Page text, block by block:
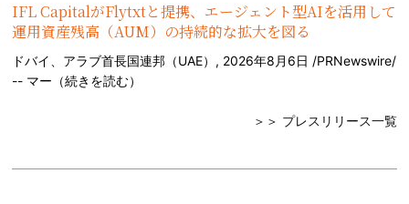
IFL CapitalがFlytxtと提携、エージェント型AIを活用して
運用資産残高（AUM）の持続的な拡大を図る
ドバイ、アラブ首長国連邦（UAE）, 2026年8月6日 /PRNewswire/
-- マー（続きを読む）
＞＞ プレスリリース一覧